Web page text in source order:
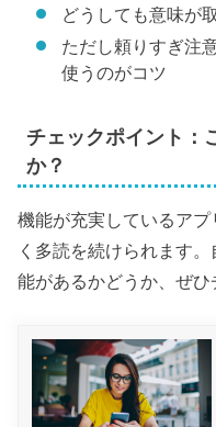
どうしても意味が
ただし頼りすぎ注
使うのがコツ
チェックポイント：
か？
機能が充実しているア
く多読を続けられます
能があるかどうか、ぜひ